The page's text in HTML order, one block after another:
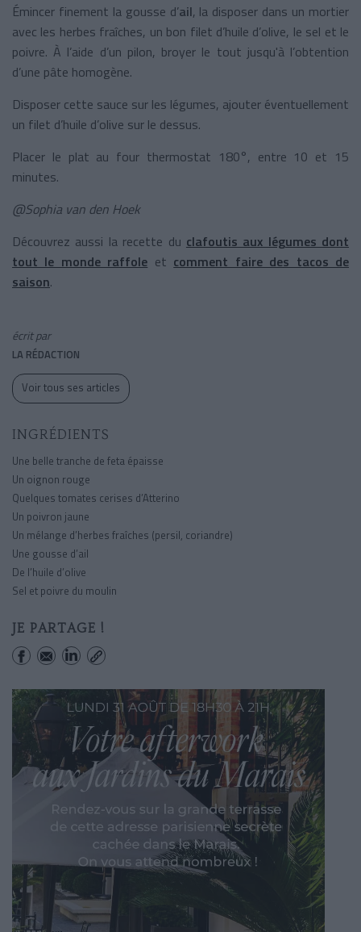
Émincer finement la gousse d’ail, la disposer dans un mortier
avec les herbes fraîches, un bon filet d’huile d’olive, le sel et le
poivre. À l’aide d’un pilon, broyer le tout jusqu'à l’obtention
d’une pâte homogène.
Disposer cette sauce sur les légumes, ajouter éventuellement
un filet d’huile d’olive sur le dessus.
Placer le plat au four thermostat 180°, entre 10 et 15
minutes.
@Sophia van den Hoek
Découvrez aussi la recette du clafoutis aux légumes dont
tout le monde raffole et comment faire des tacos de
saison.
écrit par
LA RÉDACTION
Voir tous ses articles
INGRÉDIENTS
Une belle tranche de feta épaisse
Un oignon rouge
Quelques tomates cerises d’Atterino
Un poivron jaune
Un mélange d’herbes fraîches (persil, coriandre)
Une gousse d’ail
De l’huile d’olive
Sel et poivre du moulin
JE PARTAGE !